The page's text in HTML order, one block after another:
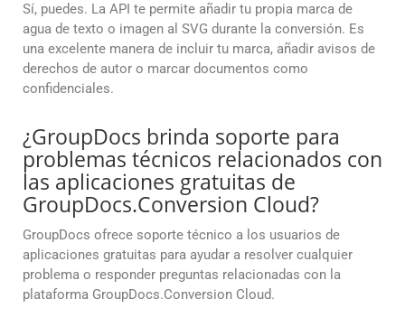
Sí, puedes. La API te permite añadir tu propia marca de
agua de texto o imagen al SVG durante la conversión. Es
una excelente manera de incluir tu marca, añadir avisos de
derechos de autor o marcar documentos como
confidenciales.
¿GroupDocs brinda soporte para
problemas técnicos relacionados con
las aplicaciones gratuitas de
GroupDocs.Conversion Cloud?
GroupDocs ofrece soporte técnico a los usuarios de
aplicaciones gratuitas para ayudar a resolver cualquier
problema o responder preguntas relacionadas con la
plataforma GroupDocs.Conversion Cloud.